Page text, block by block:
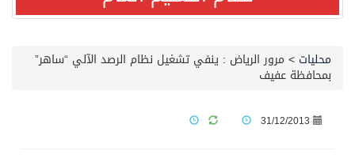
محليات > مرور الرياض : ينفي تشغيل نظام الرصد الآلي “ساهر”
بمحافظة عفيف
31/12/2013